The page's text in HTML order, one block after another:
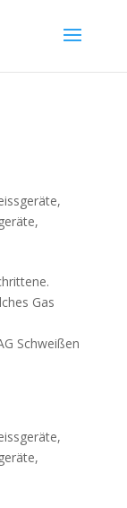
,
,
Gas
Schweißen
,
,